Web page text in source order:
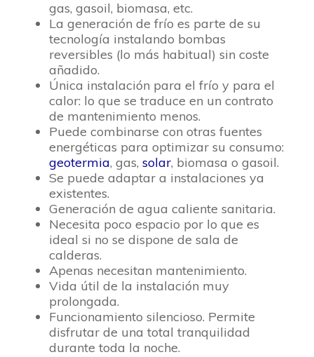
gas, gasoil, biomasa, etc.
La generación de frío es parte de su
tecnología instalando bombas
reversibles (lo más habitual) sin coste
añadido.
Única instalación para el frío y para el
calor: lo que se traduce en un contrato
de mantenimiento menos.
Puede combinarse con otras fuentes
energéticas para optimizar su consumo:
geotermia, gas,solar, biomasa o gasoil.
Se puede adaptar a instalaciones ya
existentes.
Generación de agua caliente sanitaria.
Necesita poco espacio por lo que es
ideal si no se dispone de sala de
calderas.
Apenas necesitan mantenimiento.
Vida útil de la instalación muy
prolongada.
Funcionamiento silencioso. Permite
disfrutar de una total tranquilidad
durante toda la noche.